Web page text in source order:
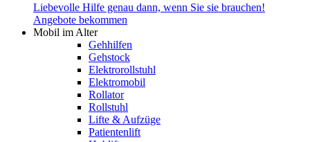
Liebevolle Hilfe genau dann, wenn Sie sie brauchen!
Angebote bekommen
Mobil im Alter
Gehhilfen
Gehstock
Elektrorollstuhl
Elektromobil
Rollator
Rollstuhl
Lifte & Aufzüge
Patientenlift